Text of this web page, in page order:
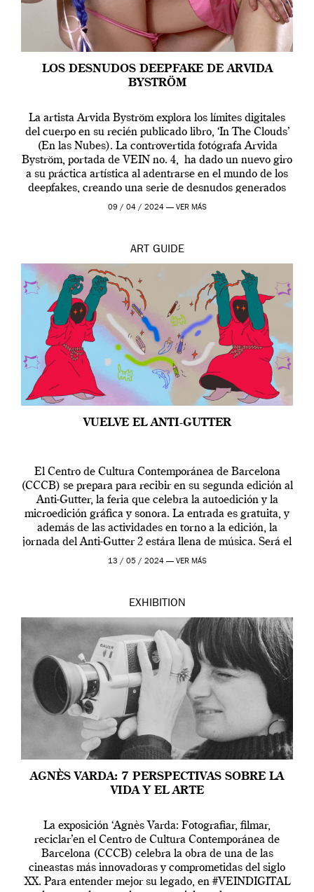
LOS DESNUDOS DEEPFAKE DE ARVIDA
BYSTRÖM
La artista Arvida Byström explora los límites digitales
del cuerpo en su recién publicado libro, ‘In The Clouds’
(En las Nubes). La controvertida fotógrafa Arvida
Byström, portada de VEIN no. 4, ha dado un nuevo giro
a su práctica artística al adentrarse en el mundo de los
deepfakes, creando una serie de desnudos generados
por […]
09 / 04 / 2024 — VER MÁS
ART GUIDE
VUELVE EL ANTI-GUTTER
El Centro de Cultura Contemporánea de Barcelona
(CCCB) se prepara para recibir en su segunda edición al
Anti-Gutter, la feria que celebra la autoedición y la
microedición gráfica y sonora. La entrada es gratuita, y
además de las actividades en torno a la edición, la
jornada del Anti-Gutter 2 estára llena de música. Será el
[…]
13 / 05 / 2024 — VER MÁS
EXHIBITION
AGNÈS VARDA: 7 PERSPECTIVAS SOBRE LA
VIDA Y EL ARTE
La exposición ‘Agnès Varda: Fotografiar, filmar,
reciclar’en el Centro de Cultura Contemporánea de
Barcelona (CCCB) celebra la obra de una de las
cineastas más innovadoras y comprometidas del siglo
XX. Para entender mejor su legado, en #VEINDIGITAL